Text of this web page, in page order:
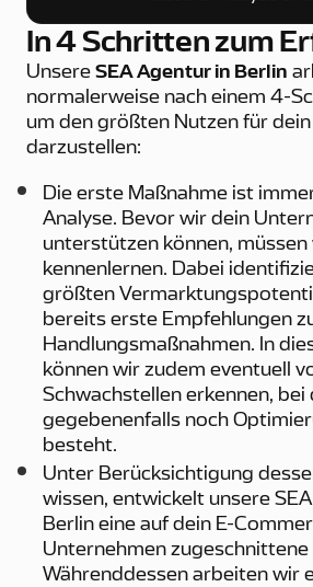
In 4 Schritten zum
Unsere SEA Agentur in Berlin
normalerweise nach einem 4-
um den größten Nutzen für
darzustellen:
Die erste Maßnahme ist
Analyse. Bevor wir dein
unterstützen können, müssen
kennenlernen. Dabei
größten
bereits erste Empfehlungen
Handlungsmaßnahmen. In
können wir zudem eventuell
Schwachstellen erkennen, bei
gegebenenfalls noch
besteht.
Unter Berücksichtigung
wissen, entwickelt unsere
Berlin eine auf dein E-
Unternehmen
Währenddessen arbeiten wir